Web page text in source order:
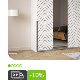
-10%